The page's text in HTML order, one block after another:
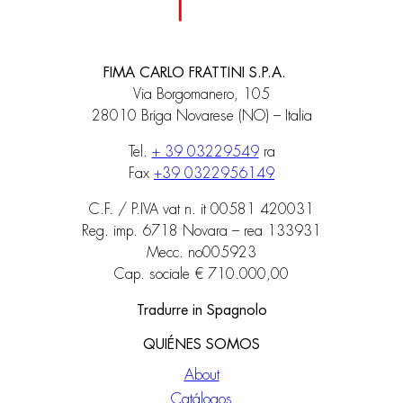
FIMA CARLO FRATTINI S.P.A.
Via Borgomanero, 105
28010 Briga Novarese (NO) – Italia
Tel. + 39 03229549ra
Fax +39 0322956149
C.F. / P.IVA vat n. it 00581 420031
Reg. imp. 6718 Novara – rea 133931
Mecc. no005923
Cap. sociale € 710.000,00
Tradurre in Spagnolo
QUIÉNES SOMOS
About
Catálogos